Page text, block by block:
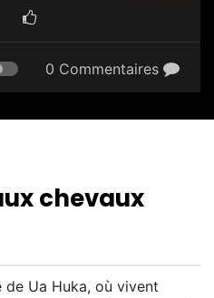
0 Commentaires
chevaux
de Ua Huka, où vivent